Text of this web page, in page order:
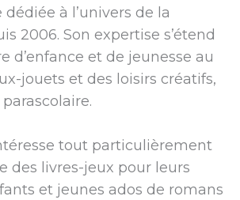
à l’univers de la
2006. Son expertise s’étend
d’enfance et de jeunesse au
jouets et des loisirs créatifs,
tout particulièrement
des livres-jeux pour leurs
et jeunes ados de romans